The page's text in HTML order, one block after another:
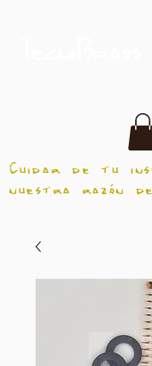
Cuidar de tu
nuestra razón